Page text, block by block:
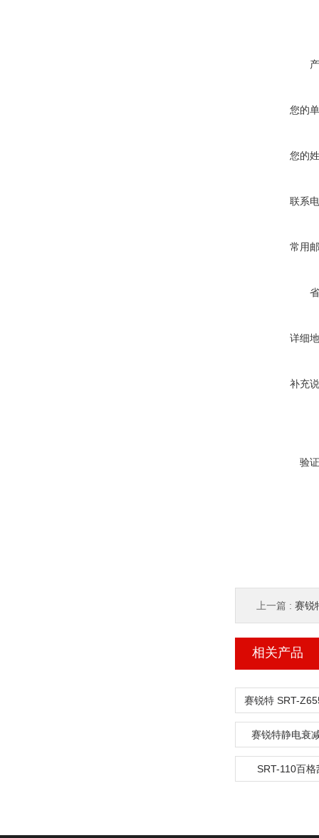
您的
您的
联系
常用
详细
补充
验
上一篇 : 赛锐特
相关产品
赛锐特静电衰
SRT-110百